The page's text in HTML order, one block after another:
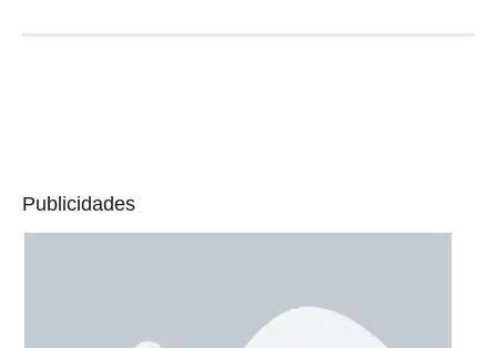
Publicidades